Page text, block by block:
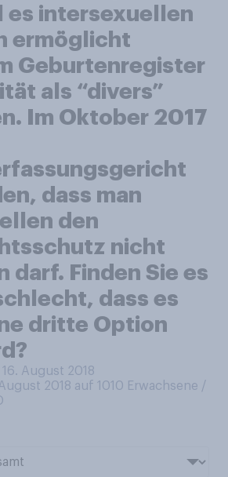
es intersexuellen
ermöglicht
Geburtenregister
als “divers”
Im Oktober 2017
dass man
den
nicht
darf. Finden Sie es
dass es
dritte Option
August 2018
2018 auf 1010 Erwachsene /